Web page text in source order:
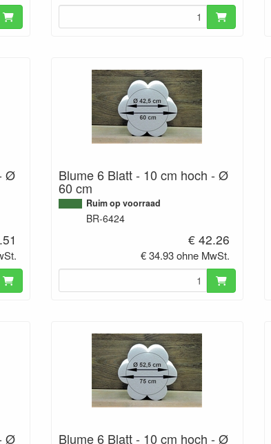
Ø Blume 6 Blatt - 10 cm hoch - Ø
60 cm
Ruim op voorraad
BR-6424
€ 42.26
€ 34.93 ohne MwSt.
Ø Blume 6 Blatt - 10 cm hoch - Ø